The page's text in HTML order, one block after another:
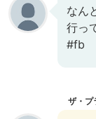
なん
行っ
#fb
ザ・プ